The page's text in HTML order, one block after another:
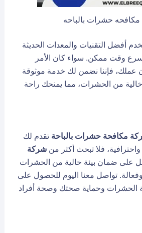
حشرات بالباحه
أفضل التقنيات والمعدات الحديثة
وقت ممكن. سواء كان الأمر
عملك، فإننا نضمن لك خدمة موثوقة
من الحشرات، مما يمنحك راحة
مكافحة حشرات بالباحة تقدم لك
فلا تبحث أكثر من شركة
على ضمان بيئة خالية من الحشرات
تواصل معنا اليوم للحصول على
الحشرات وحماية صحتك وصحة أفراد